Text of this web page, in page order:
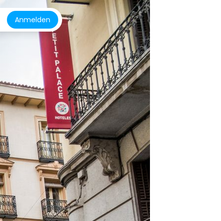
Anmelden